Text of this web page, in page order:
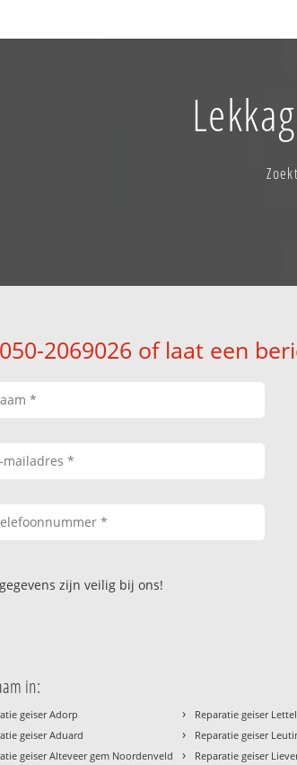
2069026 of laat een
zijn veilig bij ons!
in:
geiser Adorp
geiser Aduard
geiser Alteveer gem Noordenveld
› Reparatie geiser
› Reparatie geiser
› Reparatie geiser